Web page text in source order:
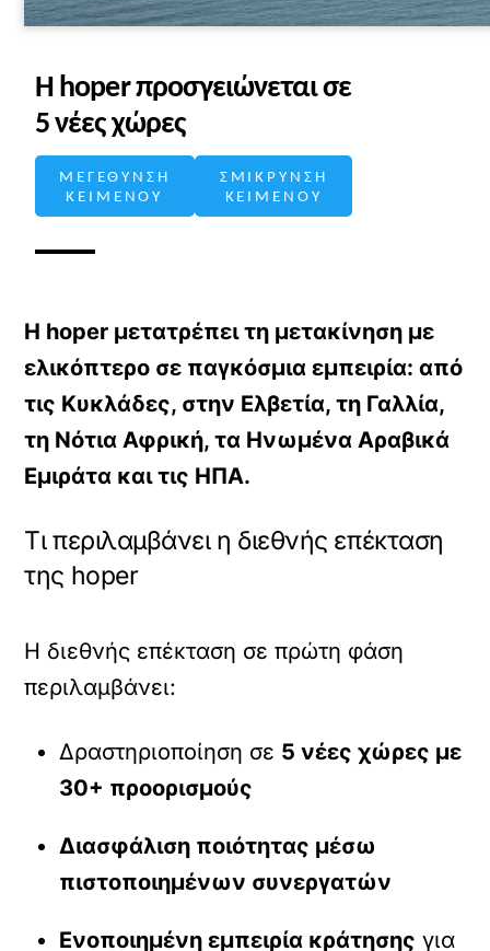
Η hoper προσγειώνεται σε
5 νέες χώρες
ΜΕΓΕΘΥΝΣΗ
ΚΕΙΜΕΝΟΥ
ΣΜΙΚΡΥΝΣΗ
ΚΕΙΜΕΝΟΥ
Η hoper μετατρέπει τη μετακίνηση με
ελικόπτερο σε παγκόσμια εμπειρία: από
τις Κυκλάδες, στην Ελβετία, τη Γαλλία,
τη Νότια Αφρική, τα Ηνωμένα Αραβικά
Εμιράτα και τις ΗΠΑ.
Τι περιλαμβάνει η διεθνής επέκταση
της hoper
Η διεθνής επέκταση σε πρώτη φάση
περιλαμβάνει:
Δραστηριοποίηση σε 5 νέες χώρες με
30+ προορισμούς
Διασφάλιση ποιότητας μέσω
πιστοποιημένων συνεργατών
Ενοποιημένη εμπειρία κράτησης για